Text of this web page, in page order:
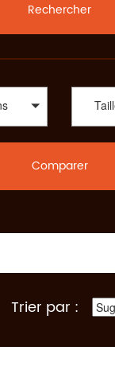
Rechercher
Comparer
Trier par :